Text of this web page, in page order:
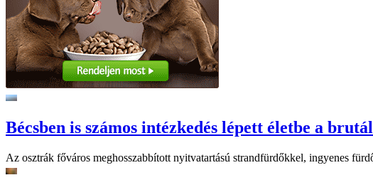
Bécsben is számos intézkedés lépett életbe a
Az osztrák főváros meghosszabbított nyitvatartású strandfürdőkkel, ingyenes